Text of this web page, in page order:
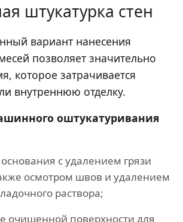
штукатурка стен
вариант нанесения
позволяет значительно
которое затрачивается
внутреннюю отделку.
оштукатуривания
с удалением грязи
осмотром швов и удалением
раствора;
очищенной поверхности для